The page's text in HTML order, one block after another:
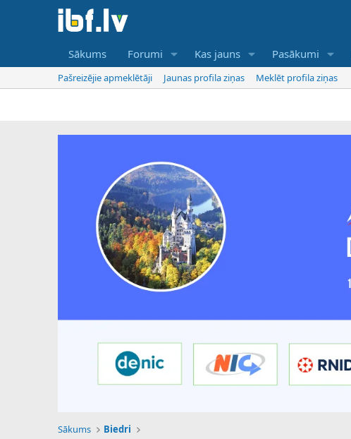
Sākums Forumi Kas jauns Pasākumi
Pašreizējie apmeklētāji Jaunas profila ziņas Meklēt profila ziņas
Sākums Biedri